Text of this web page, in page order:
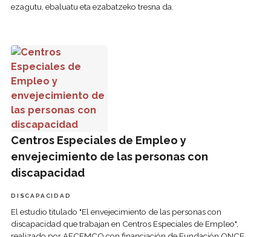
ezagutu, ebaluatu eta ezabatzeko tresna da.
Centros Especiales de Empleo y
envejecimiento de las personas con
discapacidad
DISCAPACIDAD
El estudio titulado "El envejecimiento de las personas con
discapacidad que trabajan en Centros Especiales de Empleo",
Centros Especiales de Empleo y envejecimiento de las